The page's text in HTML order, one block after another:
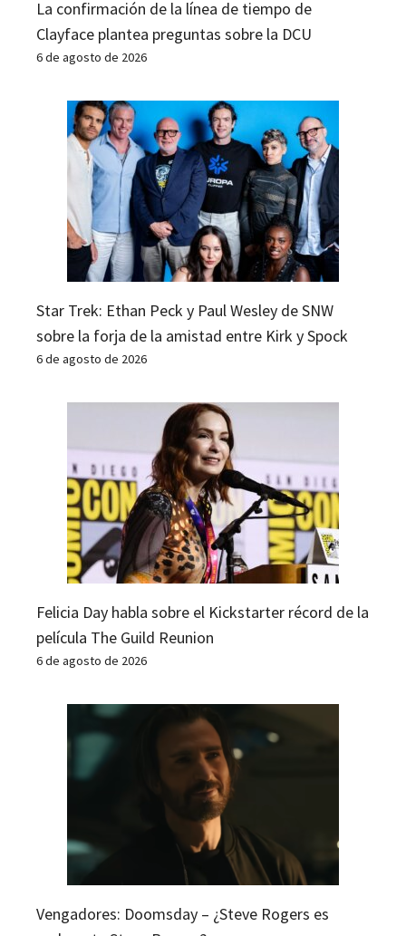
La confirmación de la línea de tiempo de
Clayface plantea preguntas sobre la DCU
6 de agosto de 2026
Star Trek: Ethan Peck y Paul Wesley de SNW
sobre la forja de la amistad entre Kirk y Spock
6 de agosto de 2026
Felicia Day habla sobre el Kickstarter récord de la
película The Guild Reunion
6 de agosto de 2026
Vengadores: Doomsday – ¿Steve Rogers es